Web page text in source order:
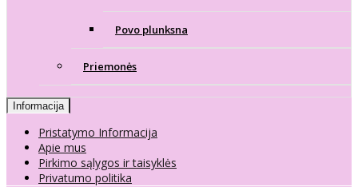
Povo plunksna
Priemonės
Informacija
Pristatymo Informacija
Apie mus
Pirkimo sąlygos ir taisyklės
Privatumo politika